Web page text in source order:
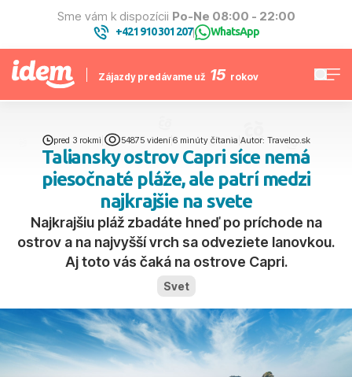
Sme vám k dispozícii Po-Ne 08:00 - 22:00
+421 910 301 207| WhatsApp
Zájazdy predávame už 15 rokov
pred 3 rokmi 54875 videní| 6 minúty čítania Autor: Travelco.sk
Taliansky ostrov Capri síce nemá
piesočnaté pláže, ale patrí medzi
najkrajšie na svete
Najkrajšiu pláž zbadáte hneď po príchode na
ostrov a na najvyšší vrch sa odveziete lanovkou.
Aj toto vás čaká na ostrove Capri.
Svet